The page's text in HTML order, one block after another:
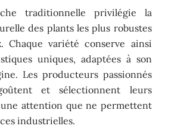
traditionnelle privilégie la
des plants les plus robustes
Chaque variété conserve ainsi
uniques, adaptées à son
Les producteurs passionnés
et sélectionnent leurs
une attention que ne permettent
industrielles.